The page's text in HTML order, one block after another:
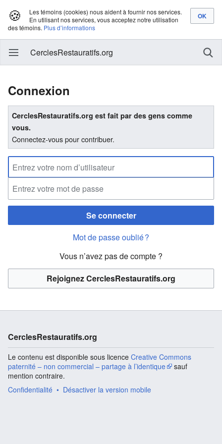
🍪
Les témoins (cookies) nous aident à fournir nos services.
En utilisant nos services, vous acceptez notre utilisation
des témoins. Plus d’informations
CerclesRestauratifs.org
Connexion
CerclesRestauratifs.org est fait par des gens comme
vous.
Connectez-vous pour contribuer.
Se connecter
Mot de passe oublié ?
Vous n’avez pas de compte ?
Rejoignez CerclesRestauratifs.org
CerclesRestauratifs.org
Le contenu est disponible sous licence Creative Commons
paternité – non commercial – partage à l’identique
sauf
mention contraire.
Confidentialité
Désactiver la version mobile